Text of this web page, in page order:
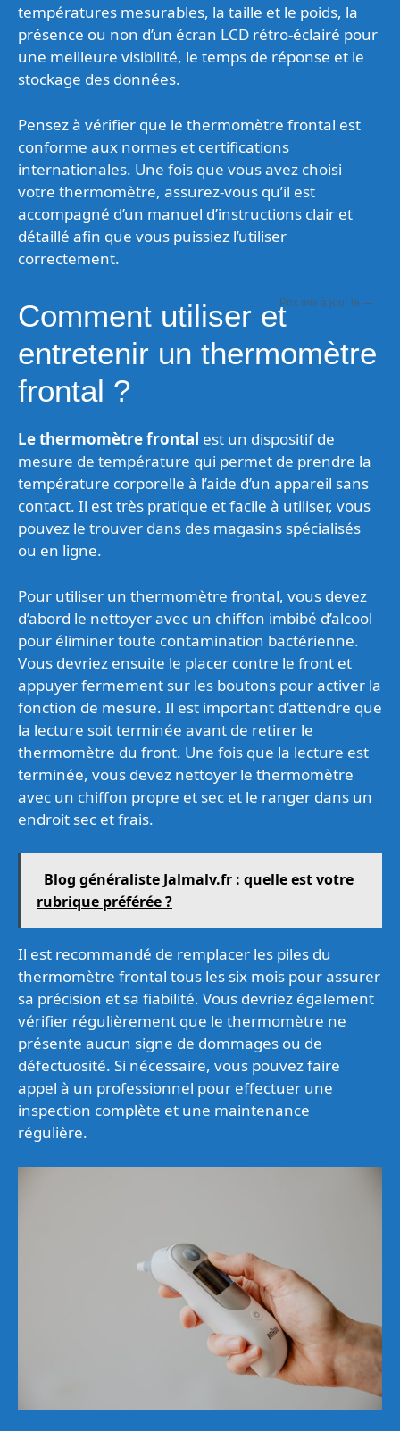
températures mesurables, la taille et le poids, la
présence ou non d’un écran LCD rétro-éclairé pour
une meilleure visibilité, le temps de réponse et le
stockage des données.
Pensez à vérifier que le thermomètre frontal est
conforme aux normes et certifications
internationales. Une fois que vous avez choisi
votre thermomètre, assurez-vous qu’il est
accompagné d’un manuel d’instructions clair et
détaillé afin que vous puissiez l’utiliser
correctement.
—
Comment utiliser et
entretenir un thermomètre
frontal ?
Le thermomètre frontal est un dispositif de
mesure de température qui permet de prendre la
température corporelle à l’aide d’un appareil sans
contact. Il est très pratique et facile à utiliser, vous
pouvez le trouver dans des magasins spécialisés
ou en ligne.
Pour utiliser un thermomètre frontal, vous devez
d’abord le nettoyer avec un chiffon imbibé d’alcool
pour éliminer toute contamination bactérienne.
Vous devriez ensuite le placer contre le front et
appuyer fermement sur les boutons pour activer la
fonction de mesure. Il est important d’attendre que
la lecture soit terminée avant de retirer le
thermomètre du front. Une fois que la lecture est
terminée, vous devez nettoyer le thermomètre
avec un chiffon propre et sec et le ranger dans un
endroit sec et frais.
Blog généraliste Jalmalv.fr : quelle est votre
rubrique préférée ?
Il est recommandé de remplacer les piles du
thermomètre frontal tous les six mois pour assurer
sa précision et sa fiabilité. Vous devriez également
vérifier régulièrement que le thermomètre ne
présente aucun signe de dommages ou de
défectuosité. Si nécessaire, vous pouvez faire
appel à un professionnel pour effectuer une
inspection complète et une maintenance
régulière.